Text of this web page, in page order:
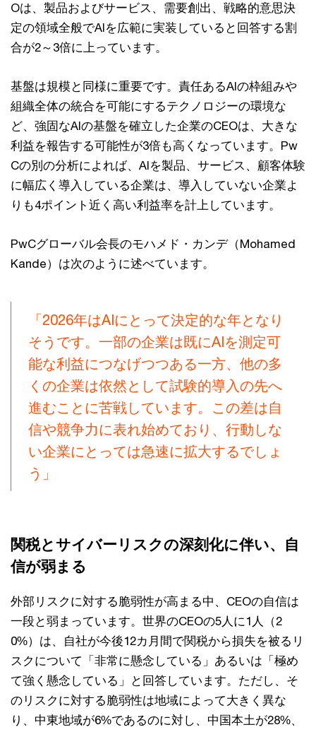
Oは、製品およびサービス、需要創出、戦略的意思決
定の領域全般でAIを広範に実装していると回答する割
合が2～3倍に上っています。
基盤は規模と同様に重要です。責任あるAIの枠組みや
組織全体の統合を可能にするテクノロジーの環境な
ど、強固なAIの基盤を確立した企業のCEOは、大きな
利益を報告する可能性が3倍も高くなっています。Pw
Cの別の分析によれば、AIを製品、サービス、顧客体験
に幅広く導入している企業は、導入していない企業よ
りも4ポイント近く高い利益率を計上しています。
PwCグローバル会長のモハメド・カンデ（Mohamed
Kande）は次のように述べています。
「2026年はAIにとって決定的な年となり
そうです。一部の企業は既にAIを測定可
能な利益につなげつつある一方、他の多
くの企業は依然として試験的導入の先へ
進むことに苦戦しています。この差は自
信や競争力に表れ始めており、行動しな
い企業にとっては急速に拡大するでしょ
う」
関税とサイバーリスクの深刻化に伴い、自
信が弱まる
外部リスクに対する脆弱性が高まる中、CEOの自信は
一段と弱まっています。世界のCEOの5人に1人（2
0%）は、自社が今後12カ月間で関税から損失を被るリ
スクについて「非常に懸念している」あるいは「極め
て強く懸念している」と回答しています。ただし、そ
のリスクに対する脆弱性は地域によって大きく異な
り、中東地域が6%であるのに対し、中国本土が28%、